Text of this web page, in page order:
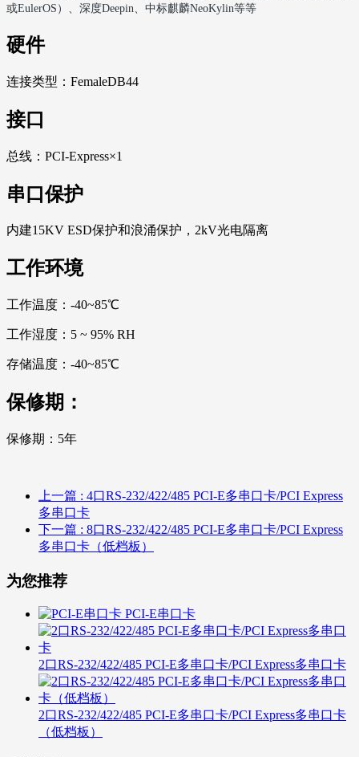
或EulerOS ）、深度Deepin 、中标麒麟NeoKylin等等
硬件
连接类型：FemaleDB44
接口
总线：PCI-Express×1
串口保护
内建15KV ESD保护和浪涌保护，2kV光电隔离
工作环境
工作温度：-40~85℃
工作湿度：5 ~ 95% RH
存储温度：-40~85℃
保修期：
保修期：5年
上一篇 : 4口RS-232/422/485 PCI-E多串口卡/PCI Express
多串口卡
下一篇 : 8口RS-232/422/485 PCI-E多串口卡/PCI Express
多串口卡（低档板）
为您推荐
PCI-E串口卡
2口RS-232/422/485 PCI-E多串口卡/PCI Express多串口卡
2口RS-232/422/485 PCI-E多串口卡/PCI Express多串口卡
（低档板）